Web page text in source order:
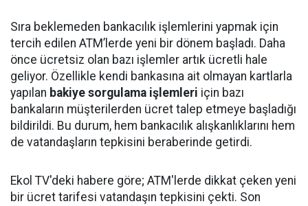
Sıra beklemeden bankacılık işlemlerini yapmak için
tercih edilen ATM’lerde yeni bir dönem başladı. Daha
önce ücretsiz olan bazı işlemler artık ücretli hale
geliyor. Özellikle kendi bankasına ait olmayan kartlarla
yapılan bakiye sorgulama işlemleri için bazı
bankaların müşterilerden ücret talep etmeye başladığı
bildirildi. Bu durum, hem bankacılık alışkanlıklarını hem
de vatandaşların tepkisini beraberinde getirdi.
Ekol TV'deki habere göre; ATM'lerde dikkat çeken yeni
bir ücret tarifesi vatandaşın tepkisini çekti. Son